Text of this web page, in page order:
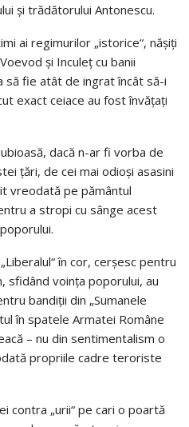
și trădătorului Antonescu.
ai regimurilor „istorice“, nășiți
și Inculeț cu banii
să fie atât de ingrat încât să-i
exact ceiace au fost învățați
dacă n-ar fi vorba de
țări, de cei mai odioși asasini
vreodată pe pământul
a stropi cu sânge acest
în cor, cerșesc pentru
sfidând voința poporului, au
bandiții din „Sumanele
în spatele Armatei Române
– nu din sentimentalism o
propriile cadre teroriste
contra „urii“ pe cari o poartă